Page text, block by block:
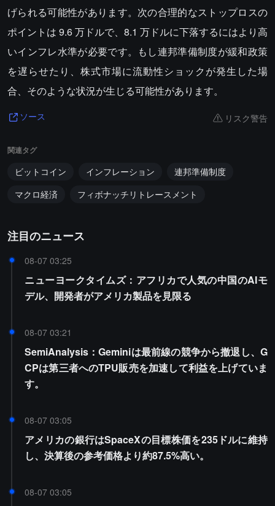
げられる可能性があります。次の合理的なストップロスの
ポイントは 9.6 万ドルで、8.1 万ドルに下落するにはより高
いインフレ水準が必要です。もし連邦準備制度が緩和政策
を遅らせたり、株式市場に流動性ショックが発生した場
合、そのような状況が生じる可能性があります。
ソース リスク警告
関連タグ
ビットコイン インフレーション
連邦準備制度
マクロ経済
フィボナッチリトレースメント
注目のニュース
08-07 03:25
ニューヨークタイムズ：アフリカで人気の中国のAIモ
デル、開発者がアメリカ製品を見限る
08-07 03:21
SemiAnalysis：Geminiは最前線の競争から撤退し、G
CPは第三者へのTPU販売を加速して利益を上げていま
す。
08-07 03:05
アメリカの銀行はSpaceXの目標株価を235ドルに維持
し、決算後の参考価格より約87.5%高い。
08-07 03:05